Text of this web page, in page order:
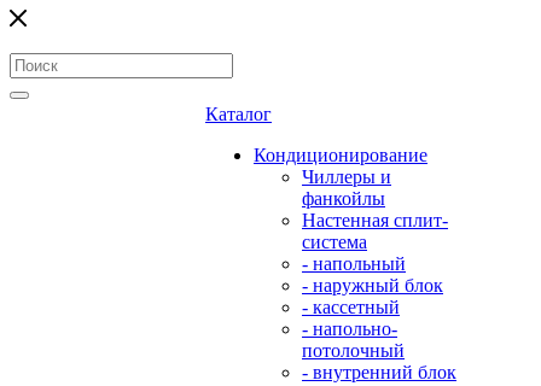
Каталог
Кондиционирование
Чиллеры и
фанкойлы
Настенная сплит-
система
- напольный
- наружный блок
- кассетный
- напольно-
потолочный
- внутренний блок